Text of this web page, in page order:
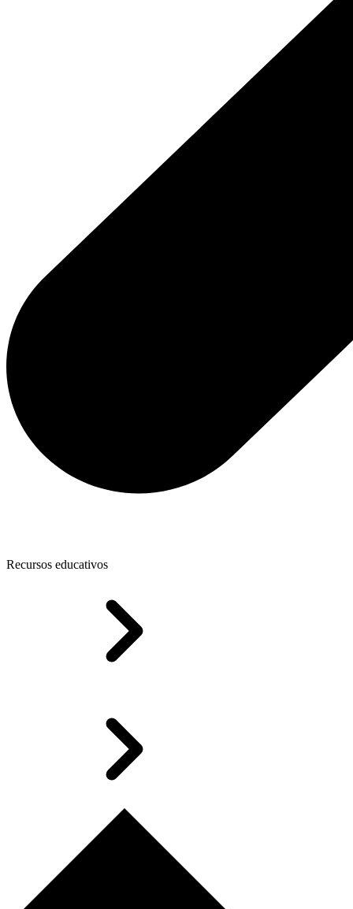
Recursos educativos